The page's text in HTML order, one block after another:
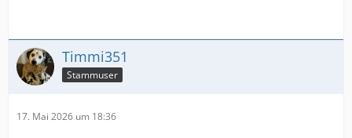
Timmi351
Stammuser
17. Mai 2026 um 18:36